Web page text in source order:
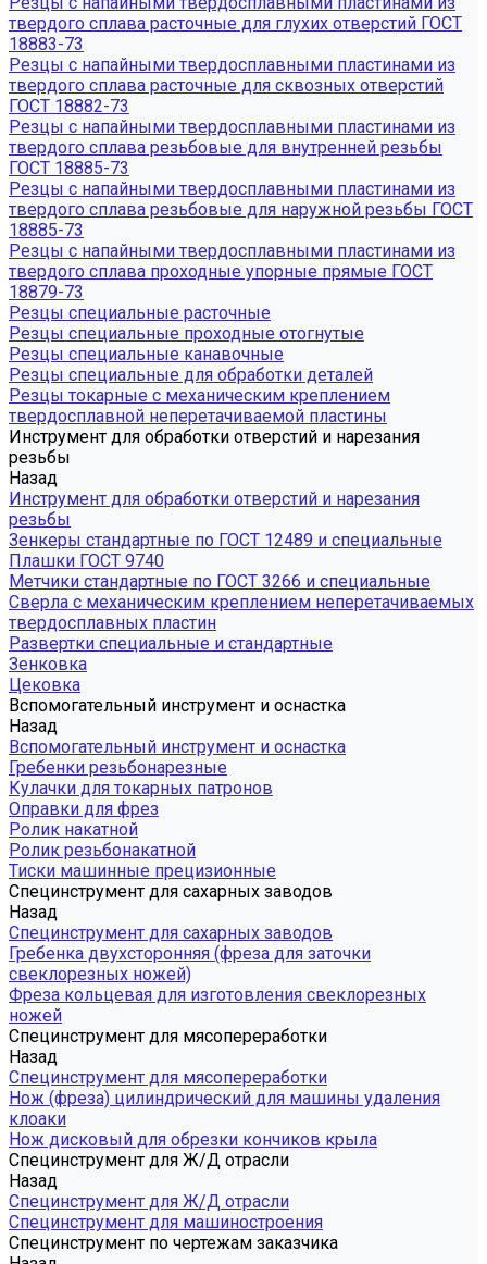
твердого сплава расточные для глухих отверстий ГОСТ
18883-73
Резцы с напайными твердосплавными пластинами из
твердого сплава расточные для сквозных отверстий
ГОСТ 18882-73
Резцы с напайными твердосплавными пластинами из
твердого сплава резьбовые для внутренней резьбы
ГОСТ 18885-73
Резцы с напайными твердосплавными пластинами из
твердого сплава резьбовые для наружной резьбы ГОСТ
18885-73
Резцы с напайными твердосплавными пластинами из
твердого сплава проходные упорные прямые ГОСТ
18879-73
Резцы специальные расточные
Резцы специальные проходные отогнутые
Резцы специальные канавочные
Резцы специальные для обработки деталей
Резцы токарные с механическим креплением
твердосплавной неперетачиваемой пластины
Инструмент для обработки отверстий и нарезания
резьбы
Назад
Инструмент для обработки отверстий и нарезания
резьбы
Зенкеры стандартные по ГОСТ 12489 и специальные
Плашки ГОСТ 9740
Метчики стандартные по ГОСТ 3266 и специальные
Сверла с механическим креплением неперетачиваемых
твердосплавных пластин
Развертки специальные и стандартные
Зенковка
Цековка
Вспомогательный инструмент и оснастка
Назад
Вспомогательный инструмент и оснастка
Гребенки резьбонарезные
Кулачки для токарных патронов
Оправки для фрез
Ролик накатной
Ролик резьбонакатной
Тиски машинные прецизионные
Специнструмент для сахарных заводов
Назад
Специнструмент для сахарных заводов
Гребенка двухсторонняя (фреза для заточки
свеклорезных ножей)
Фреза кольцевая для изготовления свеклорезных
ножей
Специнструмент для мясопереработки
Назад
Специнструмент для мясопереработки
Нож (фреза) цилиндрический для машины удаления
клоаки
Нож дисковый для обрезки кончиков крыла
Специнструмент для Ж/Д отрасли
Назад
Специнструмент для Ж/Д отрасли
Специнструмент для машиностроения
Специнструмент по чертежам заказчика